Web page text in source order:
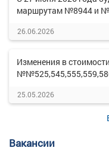
маршрутам №8944 и
26.06.2026
Изменения в
25.05.2026
Вакансии